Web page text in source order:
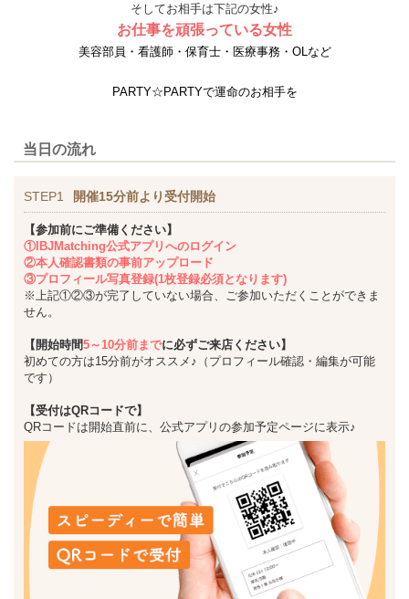
そしてお相手は下記の女性♪
お仕事を頑張っている女性
美容部員・看護師・保育士・医療事務・OLなど
PARTY☆PARTYで運命のお相手を
当日の流れ
STEP1 開催15分前より受付開始
【参加前にご準備ください】
①IBJMatching公式アプリへのログイン
②本人確認書類の事前アップロード
③プロフィール写真登録(1枚登録必須となります)
※上記①②③が完了していない場合、ご参加いただくことができま
せん。
【開始時間5～10分前までに必ずご来店ください】
初めての方は15分前がオススメ♪（プロフィール確認・編集が可能
です）
【受付はQRコードで】
QRコードは開始直前に、公式アプリの参加予定ページに表示♪